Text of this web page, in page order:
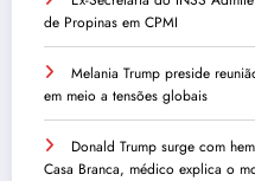
de Propinas em CPMI
Melania Trump preside
em meio a tensões globais
Donald Trump surge com
Casa Branca, médico explica o